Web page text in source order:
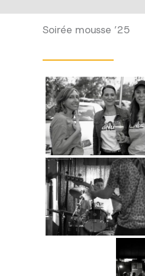
Soirée mousse ’25